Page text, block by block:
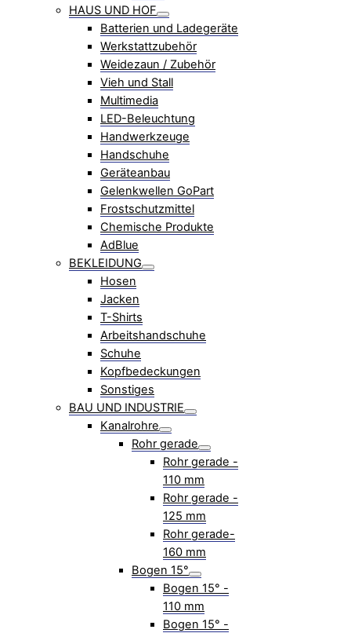
HAUS UND HOF
Batterien und Ladegeräte
Werkstattzubehör
Weidezaun / Zubehör
Vieh und Stall
Multimedia
LED-Beleuchtung
Handwerkzeuge
Handschuhe
Geräteanbau
Gelenkwellen GoPart
Frostschutzmittel
Chemische Produkte
AdBlue
BEKLEIDUNG
Hosen
Jacken
T-Shirts
Arbeitshandschuhe
Schuhe
Kopfbedeckungen
Sonstiges
BAU UND INDUSTRIE
Kanalrohre
Rohr gerade
Rohr gerade -
110 mm
Rohr gerade -
125 mm
Rohr gerade-
160 mm
Bogen 15°
Bogen 15° -
110 mm
Bogen 15° -